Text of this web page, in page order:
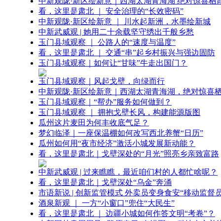
看，这里是肃北 ｜ 安全治理的“长效密码”
中新观陇·新区绘新意 ｜ 川水起新洲，水墨绘新城
中新武威观 | 她用二十余载坚守绣出千般乡愁
玉门县域观察 ｜ 公路人的“速度与温度”
看，这里是肃北 ｜ 交通“串”起乡村振兴与强边固防
玉门县域观察｜如何让“甘味”牛走出国门？
玉门县域观察｜风起戈壁，向绿而行
中新观陇·新区绘新意｜西湖太湖青海湖，绝对惊喜
玉门县域观察｜“帮办”服务如何做到？
玉门县域观察 ｜ 拥抱戈壁长风，构建能源版图
瓜州这片麦田为何丰收底气足？
梦幻临泽｜一座保温棚如何改写西北养蟹“日历”
瓜州如何用“夜市经济”激活小城发展新动能？
看，这里是肃北｜戈壁深处的“月光”照亮乡亲致富路
中新武威观 | 过来瞧瞧，最近咱们村的人都忙啥呢？
看，这里是肃北｜戈壁深处“乌金”奔涌
市语新说 | 创新监管模式 外卖员变身食安“移动监督
酒泉新观 ｜ 一方“小窗口”兜住“大民生”
看，这里是肃北 ｜ 边疆小城如何作答文明“考卷”？